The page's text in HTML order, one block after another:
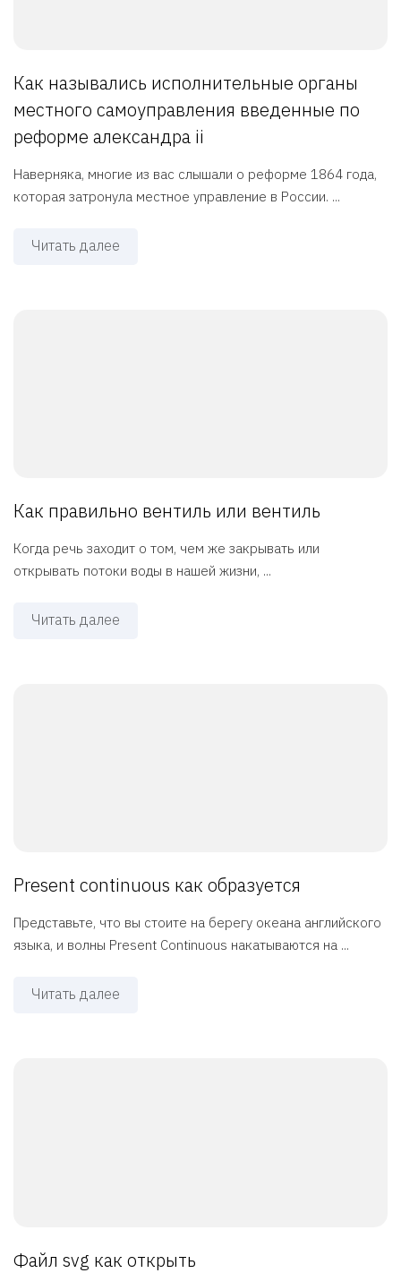
Как назывались исполнительные органы
местного самоуправления введенные по
реформе александра ii
Наверняка, многие из вас слышали о реформе 1864 года,
которая затронула местное управление в России. ...
Читать далее
Как правильно вентиль или вентиль
Когда речь заходит о том, чем же закрывать или
открывать потоки воды в нашей жизни, ...
Читать далее
Present continuous как образуется
Представьте, что вы стоите на берегу океана английского
языка, и волны Present Continuous накатываются на ...
Читать далее
Файл svg как открыть